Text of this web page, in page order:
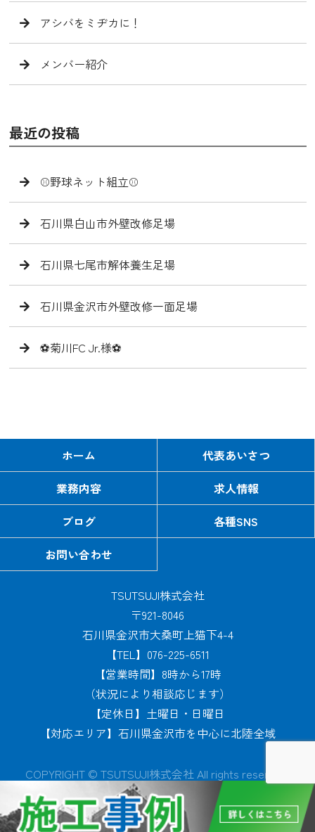
アシバをミヂカに！
メンバー紹介
最近の投稿
⚾️野球ネット組立⚾️
石川県白山市外壁改修足場
石川県七尾市解体養生足場
石川県金沢市外壁改修一面足場
⚽️菊川FC Jr.様⚽️
ホーム
代表あいさつ
業務内容
求人情報
ブログ
各種SNS
お問い合わせ
TSUTSUJI株式会社
〒921-8046
石川県金沢市大桑町上猫下4-4
【TEL】076-225-6511
【営業時間】8時から17時
（状況により相談応じます）
【定休日】土曜日・日曜日
【対応エリア】石川県金沢市を中心に北陸全域
COPYRIGHT © TSUTSUJI株式会社 All rights reserved.